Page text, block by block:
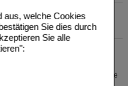
aus, welche Cookies
Sie dies durch
Sie alle
uns bitte kostenfrei
Artikel in eine Einkaufsliste